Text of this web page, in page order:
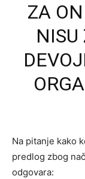
ZA
Na pitanje kako
predlog zbog
odgovara: